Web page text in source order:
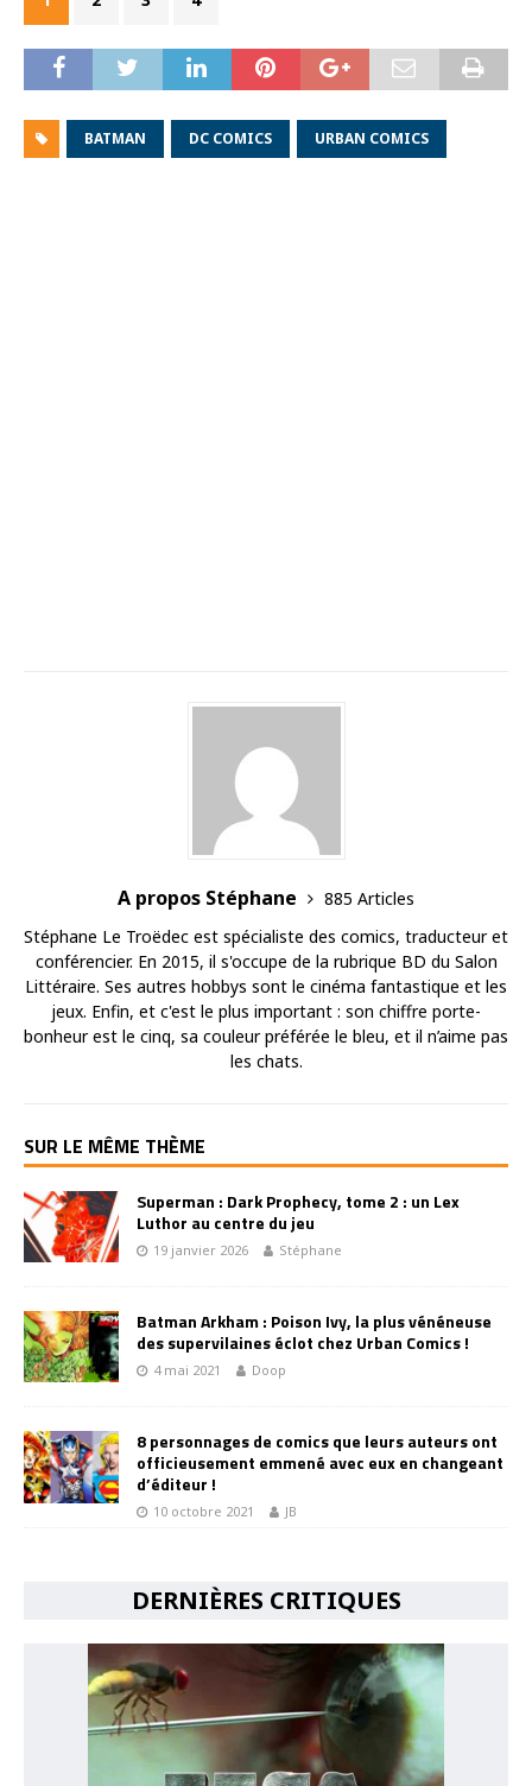
BATMAN DC COMICS URBAN COMICS
A propos Stéphane
885 Articles
Stéphane Le Troëdec est spécialiste des comics, traducteur et
conférencier. En 2015, il s'occupe de la rubrique BD du Salon
Littéraire. Ses autres hobbys sont le cinéma fantastique et les
jeux. Enfin, et c'est le plus important : son chiffre porte-
bonheur est le cinq, sa couleur préférée le bleu, et il n’aime pas
les chats.
SUR LE MÊME THÈME
Superman : Dark Prophecy, tome 2 : un Lex
Luthor au centre du jeu
19 janvier 2026 Stéphane
Batman Arkham : Poison Ivy, la plus vénéneuse
des supervilaines éclot chez Urban Comics !
4 mai 2021 Doop
8 personnages de comics que leurs auteurs ont
officieusement emmené avec eux en changeant
d’éditeur !
10 octobre 2021 JB
DERNIÈRES CRITIQUES